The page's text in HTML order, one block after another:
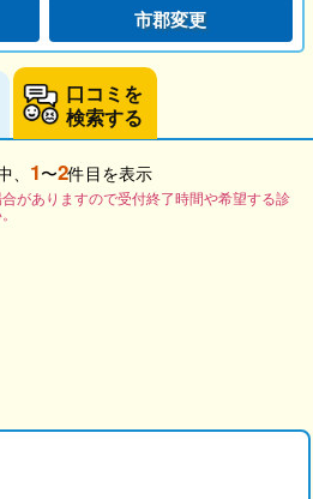
市郡変更
口コミを
検索する
、 1〜2件目を表示
がありますので受付終了時間や希望する診